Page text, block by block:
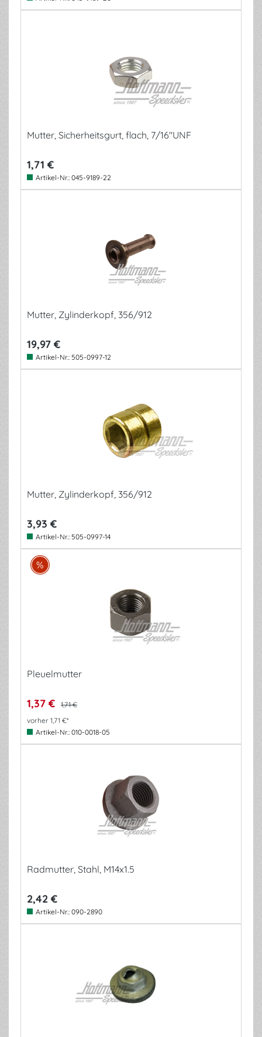
Mutter, Sicherheitsgurt, flach, 7/16"UNF
1,71 €
Artikel-Nr.: 045-9189-22
Mutter, Zylinderkopf, 356/912
19,97 €
Artikel-Nr.: 505-0997-12
Mutter, Zylinderkopf, 356/912
3,93 €
Artikel-Nr.: 505-0997-14
Pleuelmutter
1,37 €
1,71 €
vorher 1,71 €*
Artikel-Nr.: 010-0018-05
Radmutter, Stahl, M14x1.5
2,42 €
Artikel-Nr.: 090-2890